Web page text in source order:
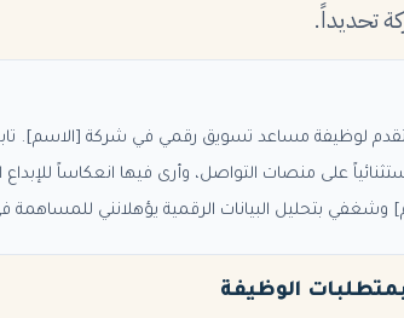
تحديداً.
لوظيفة مساعد تسويق رقمي في شركة [الاسم].
على منصات التواصل، وأرى فيها انعكاساً
وشغفي بتحليل البيانات الرقمية يؤهلانني للمساهمة
الوظيفة